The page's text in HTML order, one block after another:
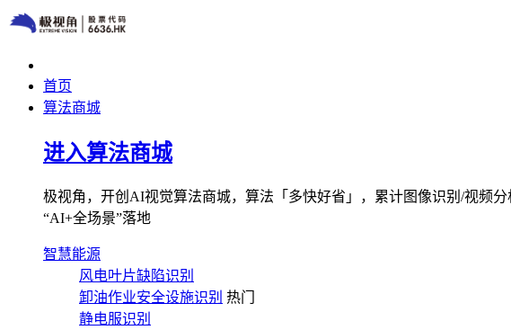
首页
算法商城
进入算法商城
极视角，开创AI视觉算法商城，算法「多快好省」，累计图像识别/视频
“AI+全场景”落地
智慧能源
风电叶片缺陷识别
卸油作业安全设施识别 热门
静电服识别